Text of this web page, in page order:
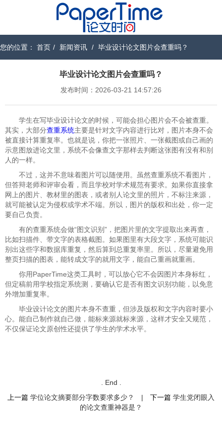
您的位置： 首页 / 新闻资讯 / 毕业设计论文图片会查重吗？
毕业设计论文图片会查重吗？
发布时间：2026-03-21 14:57:26
学生在写毕业设计论文的时候，可能会担心图片会不会被查重。
其实，大部分查重系统主要是针对文字内容进行比对，图片本身不会
被直接计算重复率。也就是说，你把一张照片、一张截图或自己画的
示意图放进论文里，系统不会像查文字那样去判断这张图有没有和别
人的一样。
不过，这并不意味着图片可以随便用。虽然查重系统不看图片，
但答辩老师和评审会看，而且学校对学术规范有要求。如果你直接拿
网上的图片、教材里的图表，或者别人论文里的照片，不标注来源，
就可能被认定为侵权或学术不端。所以，图片的版权和出处，你一定
要自己负责。
有的查重系统会做“图文识别”，把图片里的文字提取出来再查，
比如扫描件、带文字的表格截图。如果图里有大段文字，系统可能识
别出这些字和数据库重复，然后算到总重复率里。所以，尽量避免用
整页扫描的图表，能转成文字的就用文字，能自己重画就重画。
你用PaperTime这类工具时，可以放心它不会因图片本身标红，
但定稿前用学校指定系统测，要确认它是否有图文识别功能，以免意
外增加重复率。
毕业设计论文的图片本身不查重，但涉及版权和文字内容时要小
心。能自己制作就自己做，能标来源就标来源，这样才安全又规范，
不仅保证论文原创性还提供了学生的学术水平。
. End .
上一篇 学位论文摘要部分字数要求多少？ | 下一篇 学生党闭眼入
的论文查重神器是？